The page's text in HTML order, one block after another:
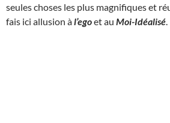
seules choses les plus magnifiques et
fais ici allusion àl’egoet au Moi-Idéalisé